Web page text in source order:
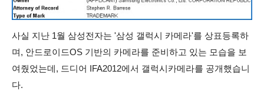
사실 지난 1월 삼성전자는 '삼성 갤럭시 카메라'를 상표등록하
며, 안드로이드OS 기반의 카메라를 준비하고 있는 모습을 보
여줬었는데, 드디어 IFA2012에서 갤럭시카메라를 공개했습니
다.